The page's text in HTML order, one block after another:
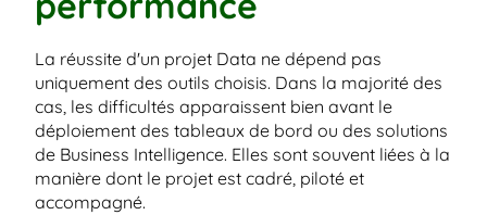
La réussite d'un projet Data ne dépend pas
uniquement des outils choisis. Dans la majorité des
cas, les difficultés apparaissent bien avant le
déploiement des tableaux de bord ou des solutions
de Business Intelligence. Elles sont souvent liées à la
manière dont le projet est cadré, piloté et
accompagné.